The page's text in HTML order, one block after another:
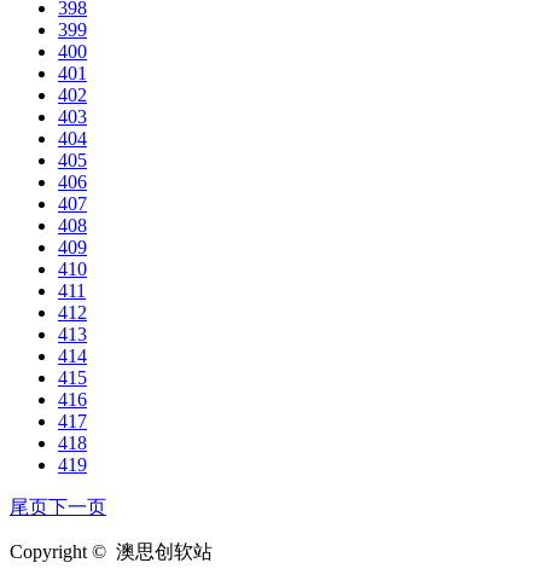
398
399
400
401
402
403
404
405
406
407
408
409
410
411
412
413
414
415
416
417
418
419
尾页下一页
Copyright © 澳思创软站